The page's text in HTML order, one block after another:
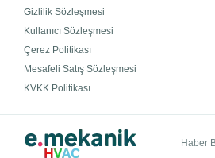
Gizlilik Sözleşmesi
Kullanıcı Sözleşmesi
Çerez Politikası
Mesafeli Satış Sözleşmesi
KVKK Politikası
Haber